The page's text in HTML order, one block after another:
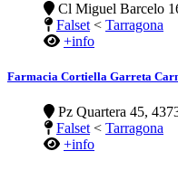
Cl Miguel Barcelo
Falset < Tarragona
+info
Farmacia Cortiella Garreta
Pz Quartera 45,
Falset< Tarragona
+info